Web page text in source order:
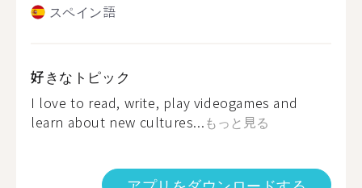
スペイン語
好きなトピック
I love to read, write, play videogames and
learn about new cultures...もっと見る